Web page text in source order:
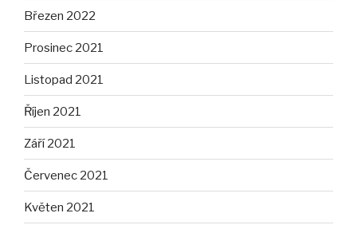
Březen 2022
Prosinec 2021
Listopad 2021
Říjen 2021
Září 2021
Červenec 2021
Květen 2021